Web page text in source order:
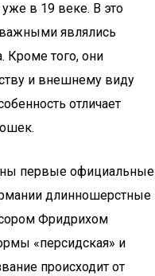
в 19 веке. В это
являлись
Кроме того, они
и внешнему виду
отличает
первые официальные
длинношерстные
Фридрихом
«персидская» и
происходит от